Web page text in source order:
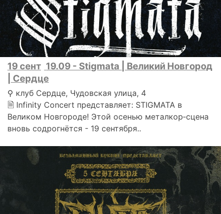
19 сент 19.09 - Stigmata | Великий Новгород
| Сердце
⚲ клуб Сердце, Чудовская улица, 4
🗎 Infinity Concert представляет: STIGMATA в
Великом Новгороде! Этой осенью металкор‑сцена
вновь содрогнётся - 19 сентября..